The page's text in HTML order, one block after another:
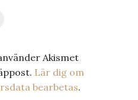
Akismet
Lär dig om
bearbetas.